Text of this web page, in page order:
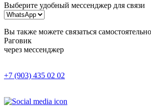
Выберите удобный мессенджер для связи
Вы также можете связаться
Раговик
через мессенджер
+7 (903) 435 02 02